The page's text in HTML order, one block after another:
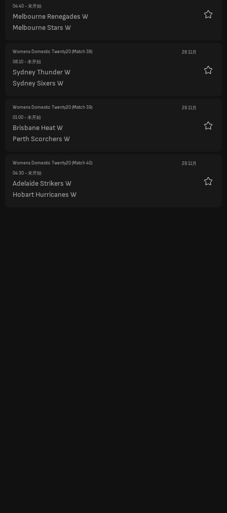
04:40- 未开始
Melbourne Renegades W
Melbourne Stars W
Womens Domestic Twenty20(Match 38)
28 11月
08:10- 未开始
Sydney Thunder W
Sydney Sixers W
Womens Domestic Twenty20(Match 39)
29 11月
01:00- 未开始
Brisbane Heat W
Perth Scorchers W
Womens Domestic Twenty20(Match 40)
29 11月
04:30- 未开始
Adelaide Strikers W
Hobart Hurricanes W